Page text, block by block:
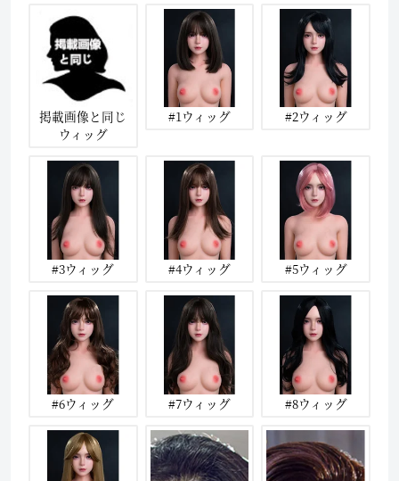
掲載画像と同じ
ウィッグ
#1ウィッグ #2ウィッグ
#3ウィッグ #4ウィッグ #5ウィッグ
#6ウィッグ #7ウィッグ #8ウィッグ